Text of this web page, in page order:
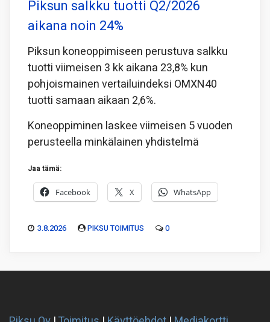
Piksun salkku tuotti Q2/2026
aikana noin 24%
Piksun koneoppimiseen perustuva salkku
tuotti viimeisen 3 kk aikana 23,8% kun
pohjoismainen vertailuindeksi OMXN40
tuotti samaan aikaan 2,6%.
Koneoppiminen laskee viimeisen 5 vuoden
perusteella minkälainen yhdistelmä
Jaa tämä:
Facebook X WhatsApp
3.8.2026 PIKSU TOIMITUS 0